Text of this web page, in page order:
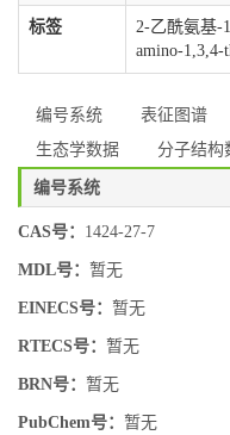
标签
2-乙酰氨基-
amino-1,3,4-
编号系统 表征图谱
生态学数据
分子结构
编号系统
CAS号： 1424-27-7
MDL号： 暂无
EINECS号： 暂无
RTECS号： 暂无
BRN号： 暂无
PubChem号： 暂无